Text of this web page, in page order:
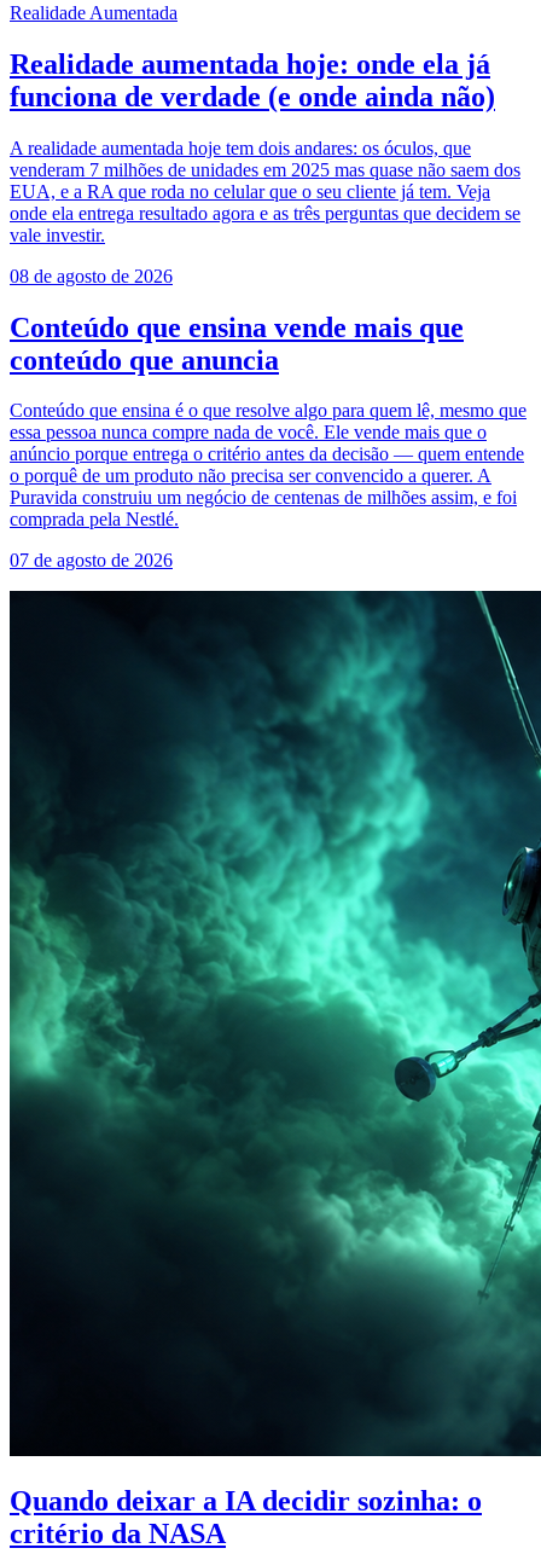
Realidade Aumentada
Realidade aumentada hoje: onde ela já
funciona de verdade (e onde ainda não)
A realidade aumentada hoje tem dois andares: os óculos, que
venderam 7 milhões de unidades em 2025 mas quase não saem dos
EUA, e a RA que roda no celular que o seu cliente já tem. Veja
onde ela entrega resultado agora e as três perguntas que decidem se
vale investir.
08 de agosto de 2026
Conteúdo que ensina vende mais que
conteúdo que anuncia
Conteúdo que ensina é o que resolve algo para quem lê, mesmo que
essa pessoa nunca compre nada de você. Ele vende mais que o
anúncio porque entrega o critério antes da decisão — quem entende
o porquê de um produto não precisa ser convencido a querer. A
Puravida construiu um negócio de centenas de milhões assim, e foi
comprada pela Nestlé.
07 de agosto de 2026
Quando deixar a IA decidir sozinha: o
critério da NASA